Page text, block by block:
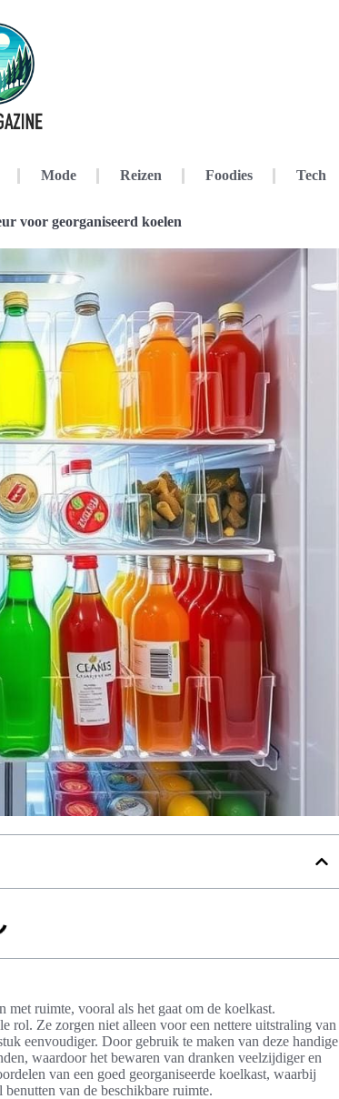
Mode Reizen Foodies Tech
voor georganiseerd koelen
met ruimte, vooral als het gaat om de koelkast.
rol. Ze zorgen niet alleen voor een nettere uitstraling van
eenvoudiger. Door gebruik te maken van deze handige
waardoor het bewaren van dranken veelzijdiger en
van een goed georganiseerde koelkast, waarbij
van de beschikbare ruimte.